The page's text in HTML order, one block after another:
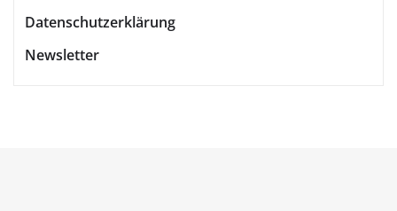
Datenschutzerklärung
Newsletter